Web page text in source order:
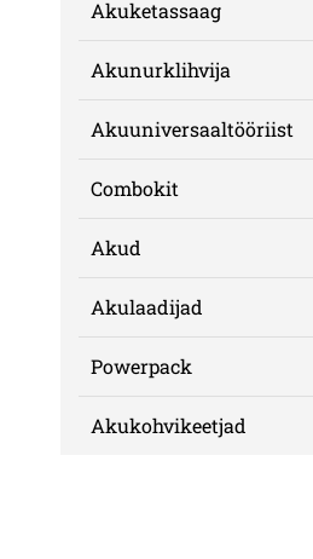
Akuketassaag
Akunurklihvija
Akuuniversaaltööriist
Combokit
Akud
Akulaadijad
Powerpack
Akukohvikeetjad